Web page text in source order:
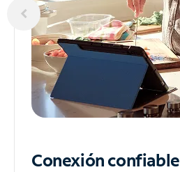
Conexión confiable